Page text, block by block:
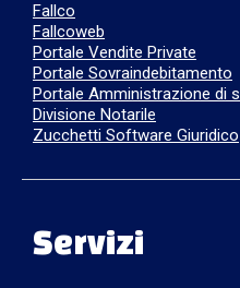
Fallco
Fallcoweb
Portale Vendite Private
Portale Sovraindebitamento
Portale Amministrazione di
Divisione Notarile
Zucchetti Software Giuridico
Servizi